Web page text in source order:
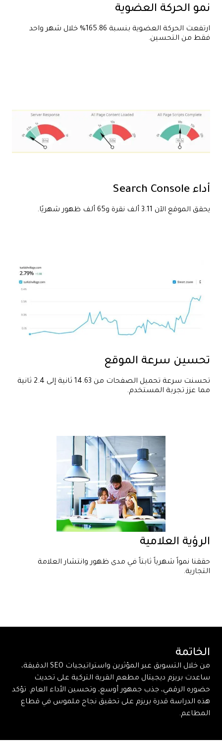
نمو الحركة العضوية
ارتفعت الحركة العضوية بنسبة 165.86% خلال شهر واحد
فقط من التحسين.
أداء Search Console
يحقق الموقع الآن 3.11 ألف نقرة و65 ألف ظهور شهريًا.
تحسين سرعة الموقع
تحسنت سرعة تحميل الصفحات من 14.63 ثانية إلى 2.4 ثانية
مما عزز تجربة المستخدم.
الرؤية العلامية
حققنا نمواً شهرياً ثابتاً في مدى ظهور وانتشار العلامة
التجارية.
الخاتمة
من خلال التسويق عبر المؤثرين واستراتيجيات SEO الدقيقة،
ساعدت بريزم ديجيتال مطعم القرية التركية على تحديث
حضوره الرقمي، جذب جمهور أوسع، وتحسين الأداء العام. تؤكد
هذه الدراسة قدرة بريزم على تحقيق نجاح ملموس في قطاع
المطاعم.